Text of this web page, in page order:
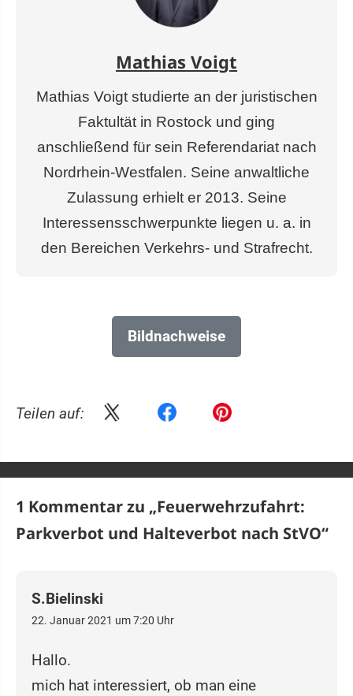
Mathias Voigt
Mathias Voigt studierte an der juristischen
Faktultät in Rostock und ging
anschließend für sein Referendariat nach
Nordrhein-Westfalen. Seine anwaltliche
Zulassung erhielt er 2013. Seine
Interessensschwerpunkte liegen u. a. in
den Bereichen Verkehrs- und Strafrecht.
Bildnachweise
Teilen auf:
1 Kommentar zu „Feuerwehrzufahrt:
Parkverbot und Halteverbot nach StVO“
S.Bielinski
22. Januar 2021 um 7:20 Uhr
Hallo.
mich hat interessiert, ob man eine